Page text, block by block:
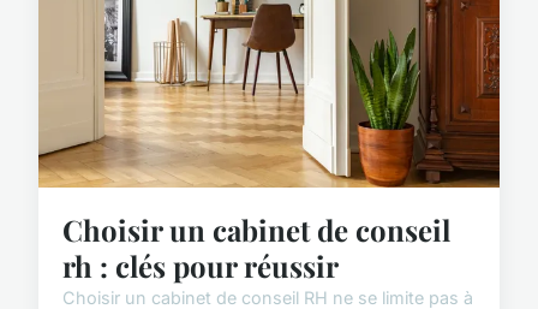
Choisir un cabinet de conseil
rh : clés pour réussir
Choisir un cabinet de conseil RH ne se limite pas à